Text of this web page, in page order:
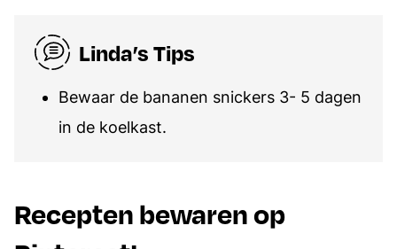
Linda’s Tips
Bewaar de bananen snickers 3- 5 dagen
in de koelkast.
Recepten bewaren op